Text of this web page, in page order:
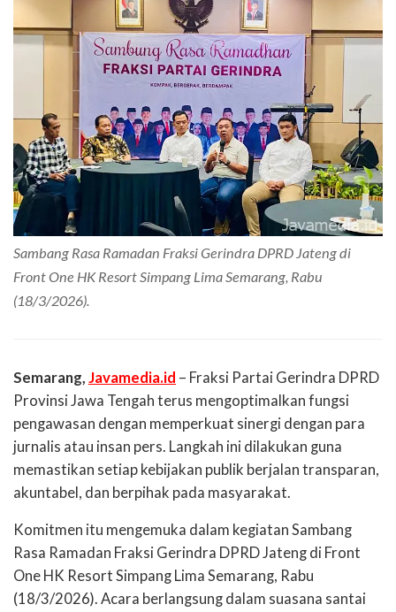
Sambang Rasa Ramadan Fraksi Gerindra DPRD Jateng di
Front One HK Resort Simpang Lima Semarang, Rabu
(18/3/2026).
Semarang, Javamedia.id – Fraksi Partai Gerindra DPRD
Provinsi Jawa Tengah terus mengoptimalkan fungsi
pengawasan dengan memperkuat sinergi dengan para
jurnalis atau insan pers. Langkah ini dilakukan guna
memastikan setiap kebijakan publik berjalan transparan,
akuntabel, dan berpihak pada masyarakat.
Komitmen itu mengemuka dalam kegiatan Sambang
Rasa Ramadan Fraksi Gerindra DPRD Jateng di Front
One HK Resort Simpang Lima Semarang, Rabu
(18/3/2026). Acara berlangsung dalam suasana santai